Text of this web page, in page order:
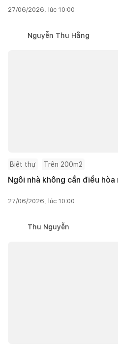
27/06/2026, lúc 10:00
Nguyễn Thu Hằng
Biệt thự Trên 200m2
Ngôi nhà không cần điều
27/06/2026, lúc 10:00
Thu Nguyễn